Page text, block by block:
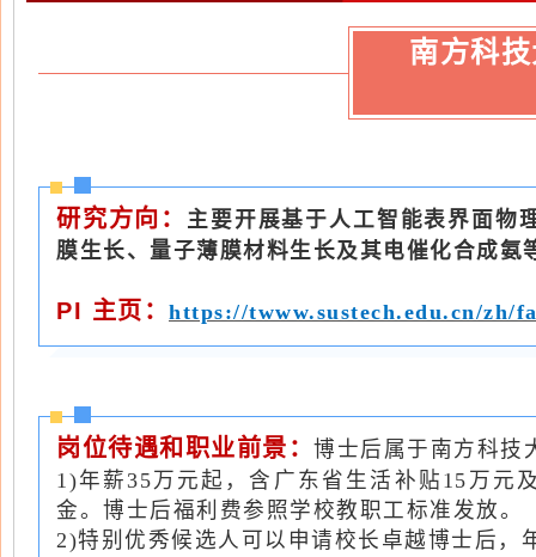
南方科
研究方向： 主要开展基于人工智能表界面物
膜生长、量子薄膜材料生长及其电催化合成氨
PI 主页： https://twww.sustech.edu.cn/zh/
岗位待遇和职业前景： 博士后属于南方科技
1)年薪35万元起，含广东省生活补贴15万元
金。博士后福利费参照学校教职工标准发放。
2)特别优秀候选人可以申请校长卓越博士后，